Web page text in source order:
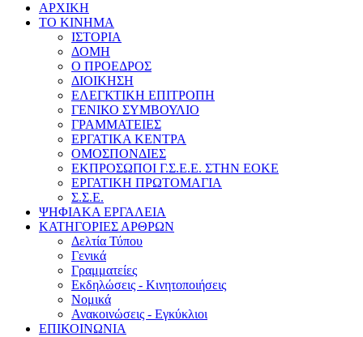
ΑΡΧΙΚΗ
ΤΟ ΚΙΝΗΜΑ
ΙΣΤΟΡΙΑ
ΔΟΜΗ
Ο ΠΡΟΕΔΡΟΣ
ΔΙΟΙΚΗΣΗ
ΕΛΕΓΚΤΙΚΗ ΕΠΙΤΡΟΠΗ
ΓΕΝΙΚΟ ΣΥΜΒΟΥΛΙΟ
ΓΡΑΜΜΑΤΕΙΕΣ
ΕΡΓΑΤΙΚΑ ΚΕΝΤΡΑ
ΟΜΟΣΠΟΝΔΙΕΣ
ΕΚΠΡΟΣΩΠΟΙ Γ.Σ.Ε.Ε. ΣΤΗΝ ΕΟΚΕ
ΕΡΓΑΤΙΚΗ ΠΡΩΤΟΜΑΓΙΑ
Σ.Σ.Ε.
ΨΗΦΙΑΚΑ ΕΡΓΑΛΕΙΑ
ΚΑΤΗΓΟΡΙΕΣ ΑΡΘΡΩΝ
Δελτία Τύπου
Γενικά
Γραμματείες
Εκδηλώσεις - Κινητοποιήσεις
Νομικά
Ανακοινώσεις - Εγκύκλιοι
ΕΠΙΚΟΙΝΩΝΙΑ